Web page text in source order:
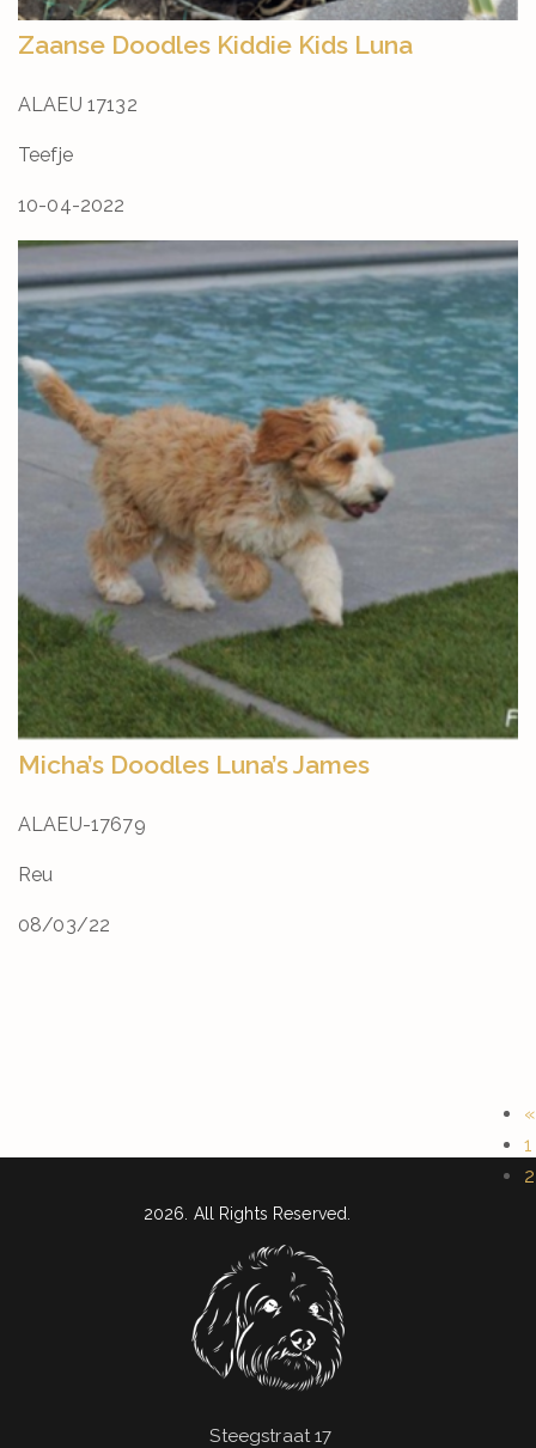
Zaanse Doodles Kiddie Kids Luna
ALAEU 17132
Teefje
10-04-2022
Micha’s Doodles Luna’s James
ALAEU-17679
Reu
08/03/22
«
1
2
2026. All Rights Reserved.
Steegstraat 17